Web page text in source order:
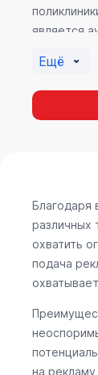
является
местах
Indoor
Ещё
Благодаря
различных
охватить
подача
на рекламу